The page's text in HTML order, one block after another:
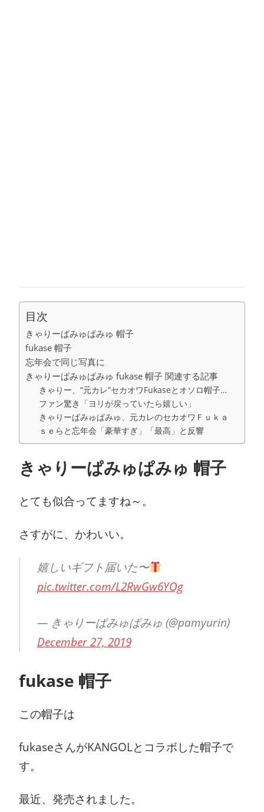
目次
きゃりーぱみゅぱみゅ 帽子
fukase 帽子
忘年会で同じ写真に
きゃりーぱみゅぱみゅ fukase 帽子 関連する記事
きゃりー、“元カレ”セカオワFukaseとオソロ帽子…
ファン驚き「ヨリが戻っていたら嬉しい」
きゃりーぱみゅぱみゅ、元カレのセカオワＦｕｋａ
ｓｅらと忘年会「豪華すぎ」「最高」と反響
きゃりーぱみゅぱみゅ 帽子
とても似合ってますね～。
さすがに、かわいい。
嬉しいギフト届いた〜
pic.twitter.com/L2RwGw6YOg
— きゃりーぱみゅぱみゅ (@pamyurin)
December 27, 2019
fukase 帽子
この帽子は
fukaseさんがKANGOLとコラボした帽子で
す。
最近、発売されました。